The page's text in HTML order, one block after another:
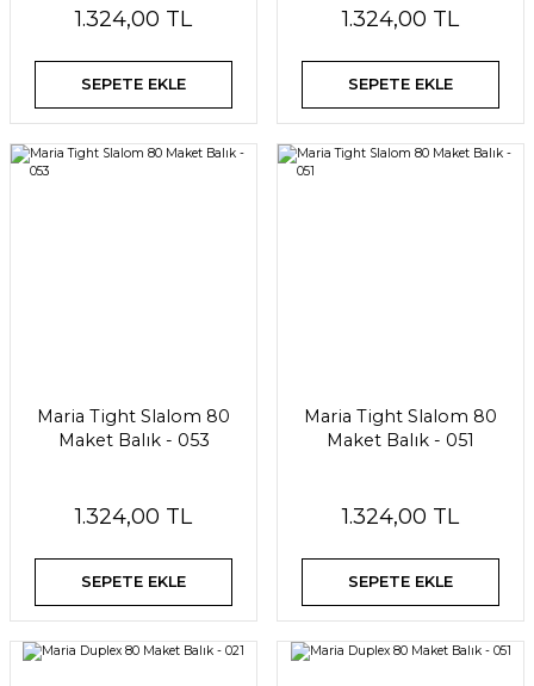
1.324,00 TL
SEPETE EKLE
1.324,00 TL
SEPETE EKLE
Maria Tight Slalom 80
Maket Balık - 053
1.324,00 TL
SEPETE EKLE
Maria Tight Slalom 80
Maket Balık - 051
1.324,00 TL
SEPETE EKLE